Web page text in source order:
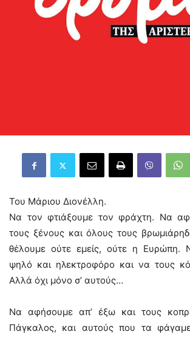
Του Μάριου Διονέλλη.
Να τον φτιάξουμε τον φράχτη. Να
τους ξένους και όλους τους
θέλουμε ούτε εμείς, ούτε η Ευρώπη.
ψηλό και ηλεκτροφόρο και να τους
Αλλά όχι μόνο σ’ αυτούς…
Να αφήσουμε απ’ έξω και τους
Πάγκαλος, και αυτούς που τα